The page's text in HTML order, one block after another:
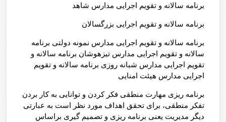
برنامه سالانه و تقویم اجرایی مدارس شاهد
برنامه سالانه و تقویم اجرایی بزرگسالان
برنامه سالانه و تقویم اجرایی مدارس نمونه دولتی برنامه
سالانه و تقویم اجرایی مدارس تیزهوشان برنامه سالانه و
تقویم اجرایی مدارس شبانه روزی برنامه سالانه و تقویم
اجرایی مدارس هیئت امنایی
برنامه ریزی مهارت منطقی فکر کردن و توانایی به کار بردن
تفکر منطقی، برای تحقق اهداف مورد نظر است به عبارتی
دیگر مدیریت یعنی برنامه ریزی و تصمیم گیری براساس